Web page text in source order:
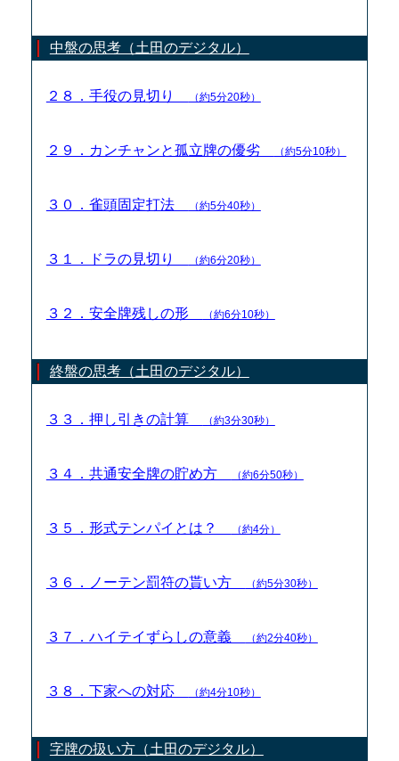
中盤の思考（土田のデジタル）
２８．手役の見切り （約5分20秒）
２９．カンチャンと孤立牌の優劣 （約5分10秒）
３０．雀頭固定打法 （約5分40秒）
３１．ドラの見切り （約6分20秒）
３２．安全牌残しの形 （約6分10秒）
終盤の思考（土田のデジタル）
３３．押し引きの計算 （約3分30秒）
３４．共通安全牌の貯め方 （約6分50秒）
３５．形式テンパイとは？ （約4分）
３６．ノーテン罰符の貰い方 （約5分30秒）
３７．ハイテイずらしの意義 （約2分40秒）
３８．下家への対応 （約4分10秒）
字牌の扱い方（土田のデジタル）